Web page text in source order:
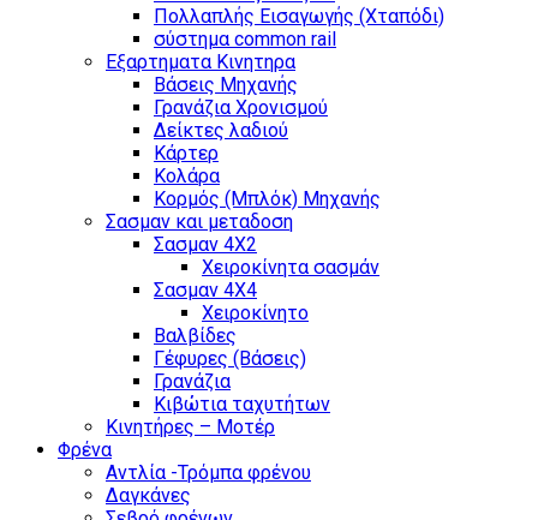
Πολλαπλής Εισαγωγής (Χταπόδι)
σύστημα common rail
Εξαρτηματα Κινητηρα
Βάσεις Μηχανής
Γρανάζια Χρονισμού
Δείκτες λαδιού
Κάρτερ
Κολάρα
Κορμός (Μπλόκ) Μηχανής
Σασμαν και μεταδοση
Σασμαν 4Χ2
Χειροκίνητα σασμάν
Σασμαν 4Χ4
Χειροκίνητο
Βαλβίδες
Γέφυρες (Βάσεις)
Γρανάζια
Κιβώτια ταχυτήτων
Κινητήρες – Μοτέρ
Φρένα
Αντλία -Τρόμπα φρένου
Δαγκάνες